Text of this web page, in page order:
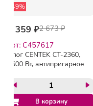
-49%
1 359 ₽2 673 ₽
арт: C457617
Утюг CENTEK CT-2360,
1600 Вт, антипригарное
антинакипь, синий, CT-
2360 BLUE